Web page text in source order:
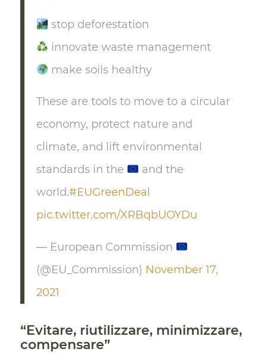
stop deforestation
innovate waste management
make soils healthy
These are tools to move to a circular
economy, protect nature and
climate, and lift environmental
standards in the
and the
world.#EUGreenDeal
pic.twitter.com/XRBqbUOYDu
— European Commission
(@EU_Commission) November 17,
2021
“Evitare, riutilizzare, minimizzare,
compensare”